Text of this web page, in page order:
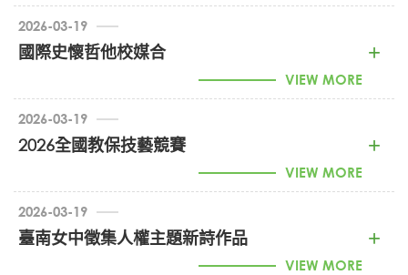
1150005390_2026兒童布袋戲創作工作坊 (PDF)
2026-03-19
國際史懷哲他校媒合
VIEW MORE
1150005075_國際史懷哲他校媒合 (PDF)
2026-03-19
2026全國教保技藝競賽
VIEW MORE
1150005333_2026全國教保技藝競賽 (PDF)
2026-03-19
臺南女中徵集人權主題新詩作品
VIEW MORE